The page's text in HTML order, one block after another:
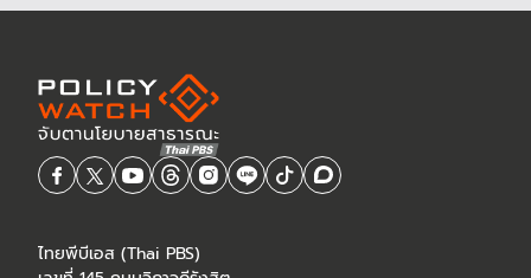
การเพิ่มค่าตอบแทน
ไทยพีบีเอส (Thai PBS)